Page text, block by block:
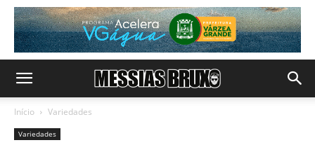
Início Variedades
Variedades